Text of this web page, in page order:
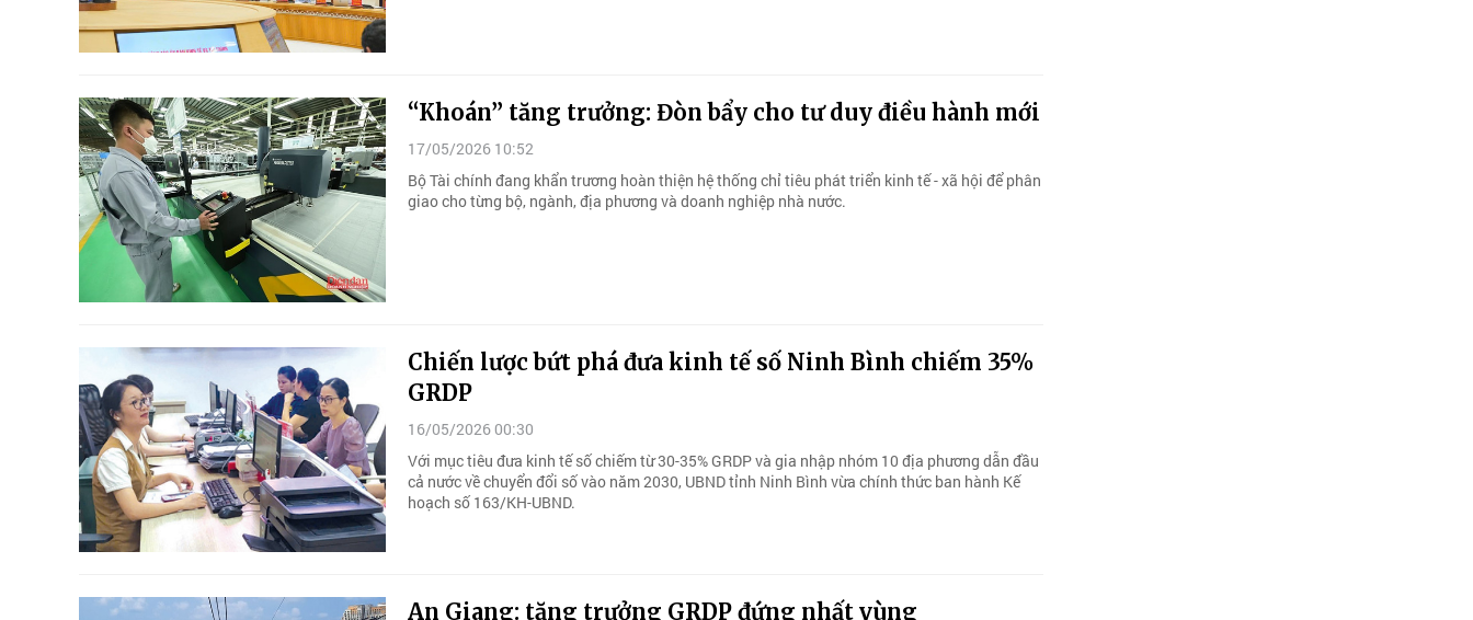
“Khoán” tăng trưởng: Đòn bẩy cho tư duy điều hành mới
17/05/2026 10:52
Bộ Tài chính đang khẩn trương hoàn thiện hệ thống chỉ tiêu phát triển kinh tế - xã hội để phân
giao cho từng bộ, ngành, địa phương và doanh nghiệp nhà nước.
Chiến lược bứt phá đưa kinh tế số Ninh Bình chiếm 35%
GRDP
16/05/2026 00:30
Với mục tiêu đưa kinh tế số chiếm từ 30-35% GRDP và gia nhập nhóm 10 địa phương dẫn đầu
cả nước về chuyển đổi số vào năm 2030, UBND tỉnh Ninh Bình vừa chính thức ban hành Kế
hoạch số 163/KH-UBND.
An Giang: tăng trưởng GRDP đứng nhất vùng